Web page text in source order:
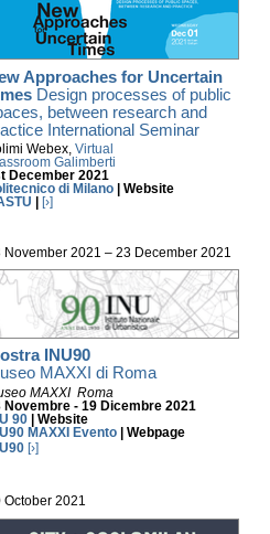
Approaches for Uncertain
Design processes of public
between research and
International Seminar
Webex, Virtual
Galimberti
December 2021
di Milano | Website
[›]
November 2021 – 23 December 2021
INU90
MAXXI di Roma
MAXXI Roma
Novembre - 19 Dicembre 2021
90 | Website
MAXXI Evento
| Webpage
[›]
October 2021